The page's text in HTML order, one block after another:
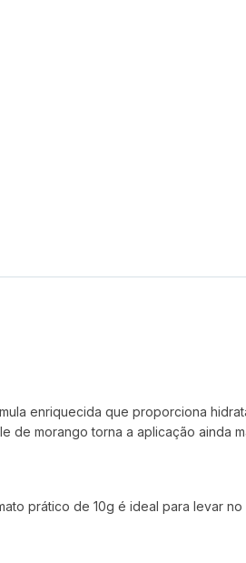
enriquecida que proporciona
de morango torna a aplicação ainda
prático de 10g é ideal para levar